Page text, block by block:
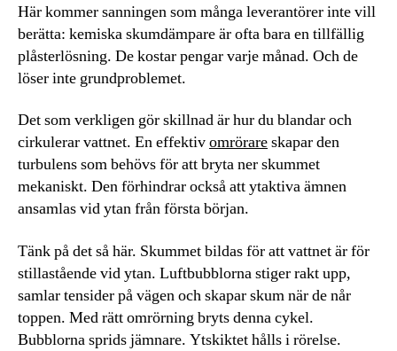
Här kommer sanningen som många leverantörer inte vill
berätta: kemiska skumdämpare är ofta bara en tillfällig
plåsterlösning. De kostar pengar varje månad. Och de
löser inte grundproblemet.
Det som verkligen gör skillnad är hur du blandar och
cirkulerar vattnet. En effektivomrörareskapar den
turbulens som behövs för att bryta ner skummet
mekaniskt. Den förhindrar också att ytaktiva ämnen
ansamlas vid ytan från första början.
Tänk på det så här. Skummet bildas för att vattnet är för
stillastående vid ytan. Luftbubblorna stiger rakt upp,
samlar tensider på vägen och skapar skum när de når
toppen. Med rätt omrörning bryts denna cykel.
Bubblorna sprids jämnare. Ytskiktet hålls i rörelse.